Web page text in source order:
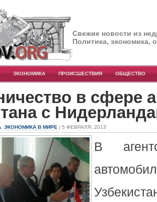
Свежие новости из
Политика, экономика,
ЭКОНОМИКА ПРОИСШЕСТВИЯ ОБЩЕСТВО
в сфере
с
ЭКОНОМИКА В МИРЕ | 5 ФЕВРАЛЯ, 2013
В